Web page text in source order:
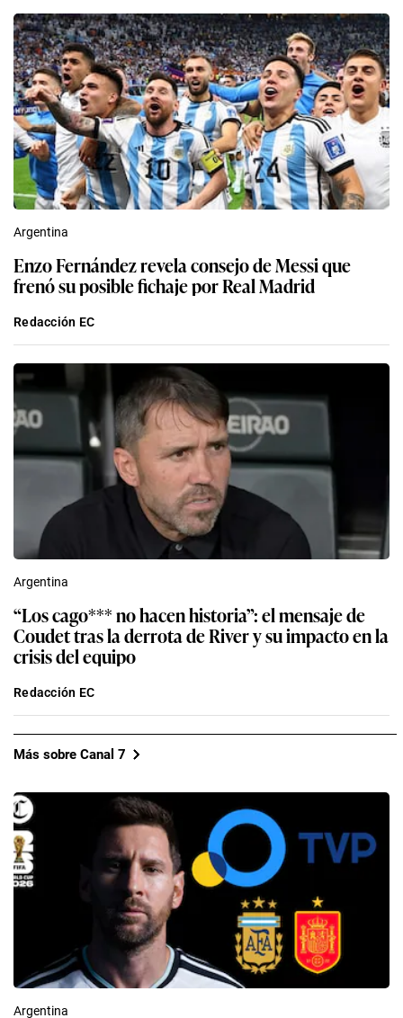
Argentina
Enzo Fernández revela consejo de Messi que
frenó su posible fichaje por Real Madrid
Redacción EC
Argentina
“Los cago*** no hacen historia”: el mensaje de
Coudet tras la derrota de River y su impacto en la
crisis del equipo
Redacción EC
Más sobre Canal 7
Argentina